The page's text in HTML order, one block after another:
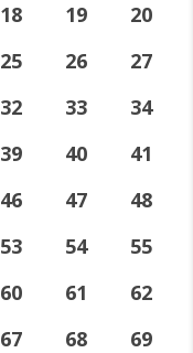
18 19
20
25 26
27
32 33
34
39 40
41
46 47
48
53 54
55
60 61
62
67 68 69